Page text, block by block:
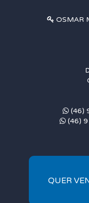
OSMAR
(46)
(46) 9
QUER